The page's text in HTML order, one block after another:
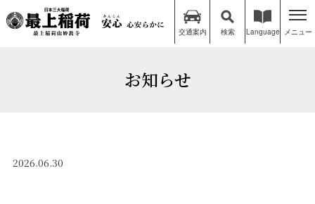
交通案内 検索 Language メニュー
お知らせ
2026.06.30